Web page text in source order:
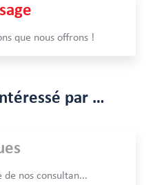
que nous offrons !
par …
nos consultan...